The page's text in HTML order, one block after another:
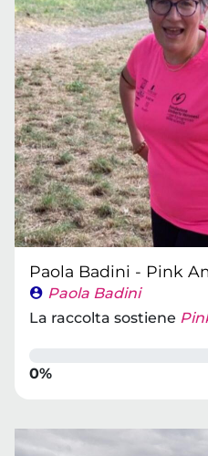
Paola Badini - Pink
Paola Badini
La raccolta sostiene
0%